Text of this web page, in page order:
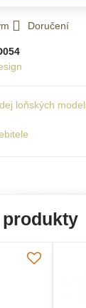
Doručení
loňských